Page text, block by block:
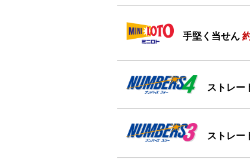
手堅く当せん
ストレー
ストレー